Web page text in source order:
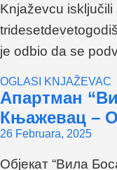
Knjaževcu
je odbio da se
OGLASI KNJAŽEVAC
Апартман
Књажевац –
26 Februara, 2025
Објекат “Вила